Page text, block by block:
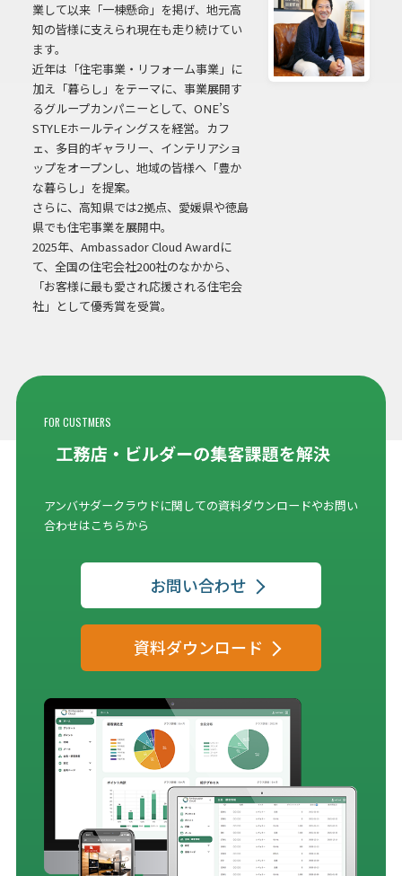
業して以来「一棟懸命」を掲げ、地元高
知の皆様に支えられ現在も走り続けてい
ます。
近年は「住宅事業・リフォーム事業」に
加え「暮らし」をテーマに、事業展開す
るグループカンパニーとして、ONE’S
STYLEホールティングスを経営。カフ
ェ、多目的ギャラリー、インテリアショ
ップをオープンし、地域の皆様へ「豊か
な暮らし」を提案。
さらに、高知県では2拠点、愛媛県や徳島
県でも住宅事業を展開中。
2025年、Ambassador Cloud Awardに
て、全国の住宅会社200社のなかから、
「お客様に最も愛され応援される住宅会
社」として優秀賞を受賞。
FOR CUSTMERS
アンバサダークラウドに関しての資料ダウンロードやお問い
合わせはこちらから
お問い合わせ
資料ダウンロード